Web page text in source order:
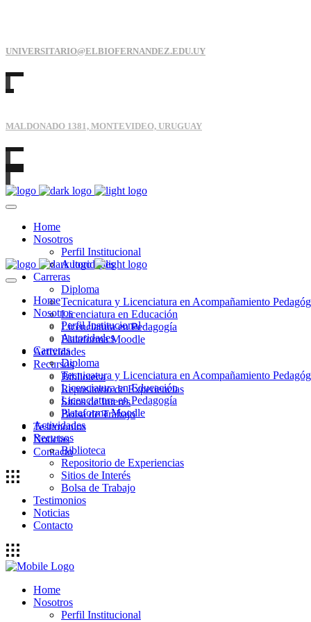
UNIVERSITARIO@ELBIOFERNANDEZ.EDU.UY
MALDONADO 1381, MONTEVIDEO, URUGUAY
Home
Nosotros
Perfil Institucional
Autoridades
Carreras
Diploma
Tecnicatura y Licenciatura en Acompañamiento
Licenciatura en Educación
Licenciatura en Pedagogía
Plataforma Moodle
Actividades
Recursos
Biblioteca
Repositorio de Experiencias
Sitios de Interés
Bolsa de Trabajo
Testimonios
Noticias
Contacto
Home
Nosotros
Perfil Institucional
Autoridades
Carreras
Diploma
Tecnicatura y Licenciatura en Acompañamiento
Licenciatura en Educación
Licenciatura en Pedagogía
Plataforma Moodle
Actividades
Recursos
Biblioteca
Repositorio de Experiencias
Sitios de Interés
Bolsa de Trabajo
Testimonios
Noticias
Contacto
Home
Nosotros
Perfil Institucional